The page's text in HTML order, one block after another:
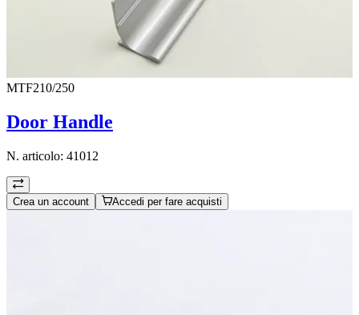
MTF210/250
Door Handle
N. articolo: 41012
Crea un account Accedi per fare acquisti